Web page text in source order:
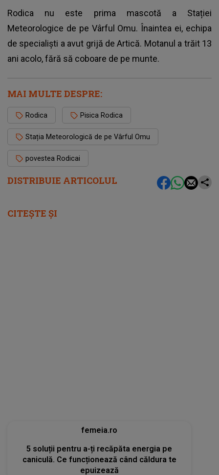
DISTRIBUIE ARTICOLUL
Rodica nu este prima mascotă a Stației
Meteorologice de pe Vârful Omu. Înaintea ei, echipa
de specialiști a avut grijă de Artică. Motanul a trăit 13
ani acolo, fără să coboare de pe munte.
MAI MULTE DESPRE:
Rodica Pisica Rodica
Stația Meteorologică de pe Vârful Omu
povestea Rodicai
CITEȘTE ȘI
femeia.ro
5 soluții pentru a-ți recăpăta energia pe
caniculă. Ce funcționează când căldura te
epuizează